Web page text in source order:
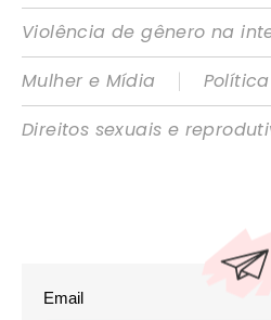
Violência de gênero na
Mulher e Mídia
|
Direitos sexuais e